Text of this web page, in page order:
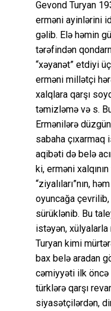
Gevond Turyan
erməni ayinlərini
gəlib. Elə həmin
tərəfindən
“xəyanət” etdiyi
erməni millətçi
xalqlara qarşı
təmizləmə və s.
Ermənilərə
sabaha
aqibəti də belə
ki, erməni
“ziyalıları”nın,
oyuncağa çevrilib,
sürüklənib. Bu
istəyən, xülyalarla
Turyan kimi
bax belə aradan
cəmiyyəti ilk
türklərə qarşı
siyasətçilərdən,